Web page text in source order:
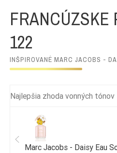
FRANCÚZSKE
122
INŠPIROVANÉ MARC JACOBS -
Najlepšia zhoda vonných tónov
Marc Jacobs - Daisy Eau